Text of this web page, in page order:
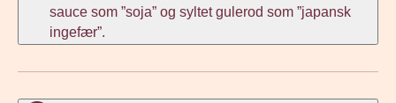
sauce som ”soja” og syltet gulerod som ”japansk
ingefær”.